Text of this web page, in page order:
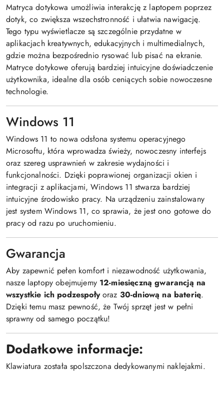
Matryca dotykowa umożliwia interakcję z laptopem poprzez
dotyk, co zwiększa wszechstronność i ułatwia nawigację.
Tego typu wyświetlacze są szczególnie przydatne w
aplikacjach kreatywnych, edukacyjnych i multimedialnych,
gdzie można bezpośrednio rysować lub pisać na ekranie.
Matryce dotykowe oferują bardziej intuicyjne doświadczenie
użytkownika, idealne dla osób ceniących sobie nowoczesne
technologie.
Windows 11
Windows 11 to nowa odsłona systemu operacyjnego
Microsoftu, która wprowadza świeży, nowoczesny interfejs
oraz szereg usprawnień w zakresie wydajności i
funkcjonalności. Dzięki poprawionej organizacji okien i
integracji z aplikacjami, Windows 11 stwarza bardziej
intuicyjne środowisko pracy. Na urządzeniu zainstalowany
jest system Windows 11, co sprawia, że jest ono gotowe do
pracy od razu po uruchomieniu.
Gwarancja
Aby zapewnić pełen komfort i niezawodność użytkowania,
nasze laptopy obejmujemy 12-miesięczną gwarancją na
wszystkie ich podzespołyoraz 30-dniową na baterię.
Dzięki temu masz pewność, że Twój sprzęt jest w pełni
sprawny od samego początku!
Dodatkowe informacje:
Klawiatura została spolszczona dedykowanymi naklejakmi.